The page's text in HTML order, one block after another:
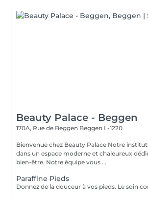
Beauty Palace - Beggen
170A, Rue de Beggen Beggen L-1220
Bienvenue chez Beauty Palace Notre institut vous accueille
dans un espace moderne et chaleureux
bien-être. Notre équipe vous ...
Paraffine Pieds